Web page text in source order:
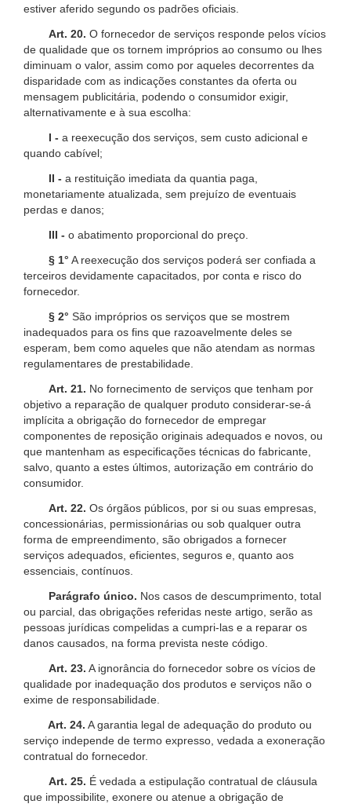
estiver aferido segundo os padrões oficiais.
Art. 20. O fornecedor de serviços responde pelos vícios
de qualidade que os tornem impróprios ao consumo ou lhes
diminuam o valor, assim como por aqueles decorrentes da
disparidade com as indicações constantes da oferta ou
mensagem publicitária, podendo o consumidor exigir,
alternativamente e à sua escolha:
I - a reexecução dos serviços, sem custo adicional e
quando cabível;
II - a restituição imediata da quantia paga,
monetariamente atualizada, sem prejuízo de eventuais
perdas e danos;
III - o abatimento proporcional do preço.
§ 1° A reexecução dos serviços poderá ser confiada a
terceiros devidamente capacitados, por conta e risco do
fornecedor.
§ 2° São impróprios os serviços que se mostrem
inadequados para os fins que razoavelmente deles se
esperam, bem como aqueles que não atendam as normas
regulamentares de prestabilidade.
Art. 21. No fornecimento de serviços que tenham por
objetivo a reparação de qualquer produto considerar-se-á
implícita a obrigação do fornecedor de empregar
componentes de reposição originais adequados e novos, ou
que mantenham as especificações técnicas do fabricante,
salvo, quanto a estes últimos, autorização em contrário do
consumidor.
Art. 22. Os órgãos públicos, por si ou suas empresas,
concessionárias, permissionárias ou sob qualquer outra
forma de empreendimento, são obrigados a fornecer
serviços adequados, eficientes, seguros e, quanto aos
essenciais, contínuos.
Parágrafo único. Nos casos de descumprimento, total
ou parcial, das obrigações referidas neste artigo, serão as
pessoas jurídicas compelidas a cumpri-las e a reparar os
danos causados, na forma prevista neste código.
Art. 23. A ignorância do fornecedor sobre os vícios de
qualidade por inadequação dos produtos e serviços não o
exime de responsabilidade.
Art. 24. A garantia legal de adequação do produto ou
serviço independe de termo expresso, vedada a exoneração
contratual do fornecedor.
Art. 25. É vedada a estipulação contratual de cláusula
que impossibilite, exonere ou atenue a obrigação de